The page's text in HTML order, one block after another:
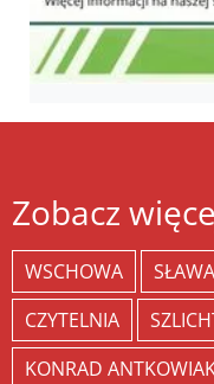
Zobacz
WSCHOWA SŁAWA
CZYTELNIA
KONRAD